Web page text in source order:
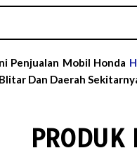
Penjualan Mobil Honda
Dan Daerah
PRODUK